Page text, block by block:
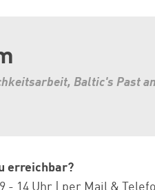
Baltic's Past
erreichbar?
- 14 Uhr | per Mail &